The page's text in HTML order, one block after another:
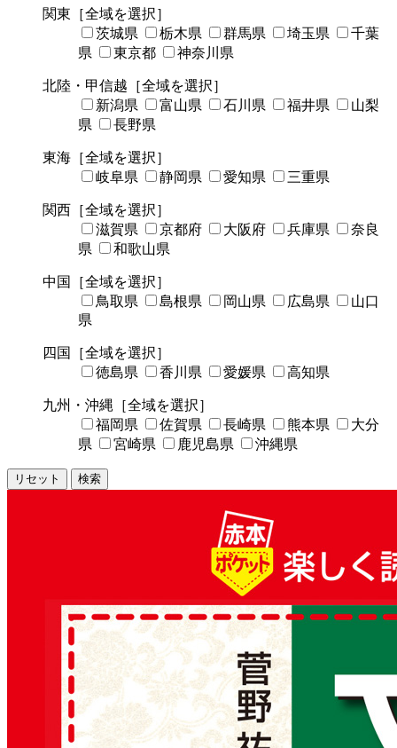
関東 ［全域を選択］
茨城県
栃木県 群馬県 埼玉県
千葉
県
東京都 神奈川県
北陸・甲信越 ［全域を選択］
新潟県
富山県 石川県 福井県
山梨
県
長野県
東海 ［全域を選択］
岐阜県
静岡県 愛知県 三重県
関西 ［全域を選択］
滋賀県
京都府 大阪府 兵庫県
奈良
県
和歌山県
中国
［全域を選択］
鳥取県
島根県 岡山県 広島県
山口
県
四国
［全域を選択］
徳島県
香川県 愛媛県 高知県
九州・沖縄 ［全域を選択］
福岡県
佐賀県 長崎県 熊本県
大分
県
宮崎県 鹿児島県 沖縄県
リセット 検索